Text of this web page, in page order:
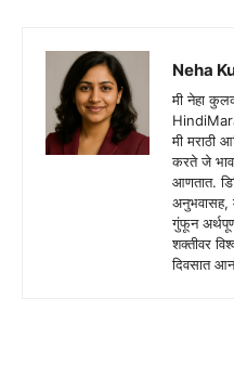
Neha
मी नेहा
मी मराठी
करते जे
आणतात.
अनुभवासह,
गुंफून
शक्तीवर
दिवसात